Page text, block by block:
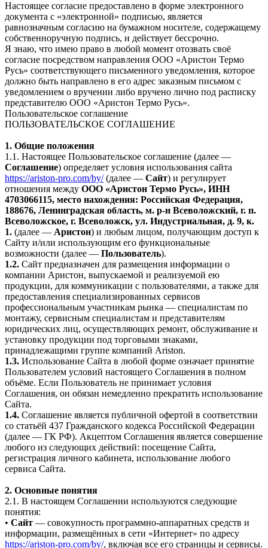
Настоящее согласие предоставлено в форме электронного
документа с «электронной» подписью, является
равнозначным согласию на бумажном носителе, содержащему
собственноручную подпись, и действует бессрочно.
Я знаю, что имею право в любой момент отозвать своё
согласие посредством направления ООО «Аристон Термо
Русь» соответствующего письменного уведомления, которое
должно быть направлено в его адрес заказным письмом с
уведомлением о вручении либо вручено лично под расписку
представителю ООО «Аристон Термо Русь».
Пользовательское соглашение
ПОЛЬЗОВАТЕЛЬСКОЕ СОГЛАШЕНИЕ
1. Общие положения
1.1. Настоящее Пользовательское соглашение (далее —
Соглашение) определяет условия использования сайта
https://ariston-pro.com/by/(далее — Сайт) и регулирует
отношения между ООО «Аристон Термо Русь», ИНН
4703066115, место нахождения: Российская Федерация,
188676, Ленинградская область, м. р-н Всеволожский, г. п.
Всеволожское, г. Всеволожск, ул. Индустриальная, д. 9, к.
1. (далее — Аристон) и любым лицом, получающим доступ к
Сайту и/или использующим его функциональные
возможности (далее — Пользователь).
1.2. Сайт предназначен для размещения информации о
компании Аристон, выпускаемой и реализуемой ею
продукции, для коммуникации с пользователями, а также для
предоставления специализированных сервисов
профессиональным участникам рынка — специалистам по
монтажу, сервисным специалистам и представителям
юридических лиц, осуществляющих ремонт, обслуживание и
установку продукции под торговыми знаками,
принадлежащими группе компаний Ariston.
1.3. Использование Сайта в любой форме означает принятие
Пользователем условий настоящего Соглашения в полном
объёме. Если Пользователь не принимает условия
Соглашения, он обязан немедленно прекратить использование
Сайта.
1.4. Соглашение является публичной офертой в соответствии
со статьёй 437 Гражданского кодекса Российской Федерации
(далее — ГК РФ). Акцептом Соглашения является совершение
любого из следующих действий: посещение Сайта,
регистрация личного кабинета, использование любого
сервиса Сайта.
2. Основные понятия
2.1. В настоящем Соглашении используются следующие
понятия:
• Сайт — совокупность программно-аппаратных средств и
информации, размещённых в сети «Интернет» по адресу
https://ariston-pro.com/by/, включая все его страницы и сервисы.